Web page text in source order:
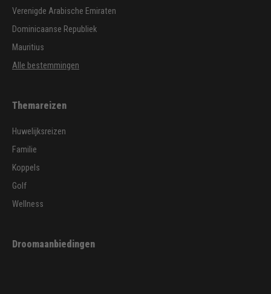
Verenigde Arabische Emiraten
Dominicaanse Republiek
Mauritius
Alle bestemmingen
Themareizen
Huwelijksreizen
Familie
Koppels
Golf
Wellness
Droomaanbiedingen